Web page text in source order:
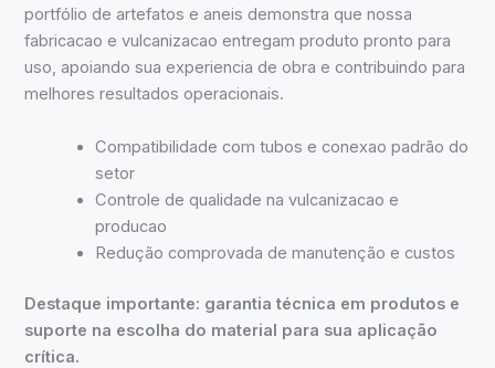
portfólio de artefatos e aneis demonstra que nossa
fabricacao e vulcanizacao entregam produto pronto para
uso, apoiando sua experiencia de obra e contribuindo para
melhores resultados operacionais.
Compatibilidade com tubos e conexao padrão do
setor
Controle de qualidade na vulcanizacao e
producao
Redução comprovada de manutenção e custos
Destaque importante: garantia técnica em produtos e
suporte na escolha do material para sua aplicação
crítica.